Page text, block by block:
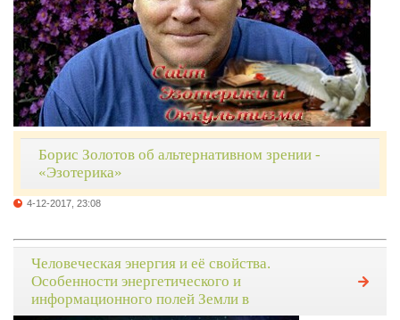
Борис Золотов об альтернативном зрении -
«Эзотерика»
4-12-2017, 23:08
Человеческая энергия и её свойства.
Особенности энергетического и
информационного полей Земли в